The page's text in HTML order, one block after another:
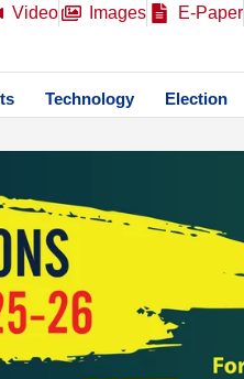
Video Images E-Paper
Technology Election